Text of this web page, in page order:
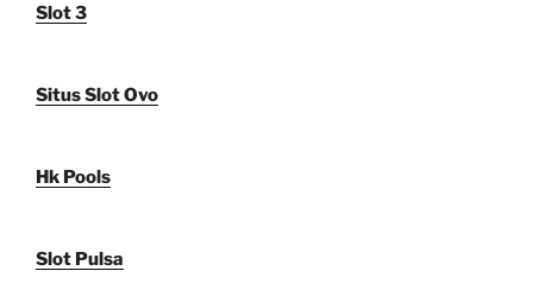
Slot 3
Situs Slot Ovo
Hk Pools
Slot Pulsa